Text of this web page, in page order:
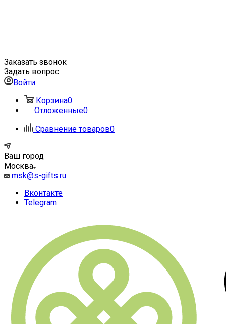
Заказать звонок
Задать вопрос
Войти
Корзина0
Отложенные0
Сравнение товаров0
Ваш город
Москва
msk@s-gifts.ru
Вконтакте
Telegram